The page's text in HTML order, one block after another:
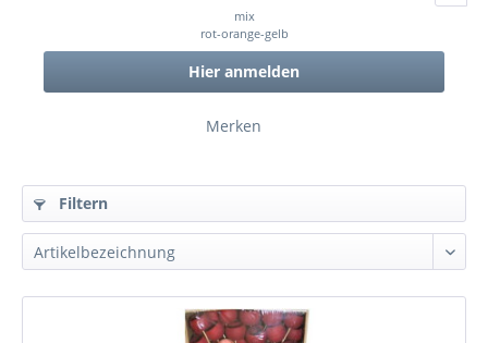
mix
rot-orange-gelb
Hier anmelden
Merken
Filtern